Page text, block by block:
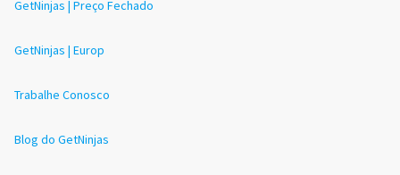
GetNinjas | Preço Fechado
GetNinjas | Europ
Trabalhe Conosco
Blog do GetNinjas